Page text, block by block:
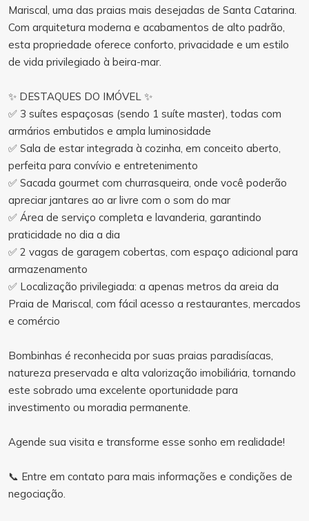
Mariscal, uma das praias mais desejadas de Santa Catarina.
Com arquitetura moderna e acabamentos de alto padrão,
esta propriedade oferece conforto, privacidade e um estilo
de vida privilegiado à beira-mar.
✨ DESTAQUES DO IMÓVEL ✨
✅ 3 suítes espaçosas (sendo 1 suíte master), todas com
armários embutidos e ampla luminosidade
✅ Sala de estar integrada à cozinha, em conceito aberto,
perfeita para convívio e entretenimento
✅ Sacada gourmet com churrasqueira, onde você poderão
apreciar jantares ao ar livre com o som do mar
✅ Área de serviço completa e lavanderia, garantindo
praticidade no dia a dia
✅ 2 vagas de garagem cobertas, com espaço adicional para
armazenamento
✅ Localização privilegiada: a apenas metros da areia da
Praia de Mariscal, com fácil acesso a restaurantes, mercados
e comércio
Bombinhas é reconhecida por suas praias paradisíacas,
natureza preservada e alta valorização imobiliária, tornando
este sobrado uma excelente oportunidade para
investimento ou moradia permanente.
Agende sua visita e transforme esse sonho em realidade!
📞 Entre em contato para mais informações e condições de
negociação.